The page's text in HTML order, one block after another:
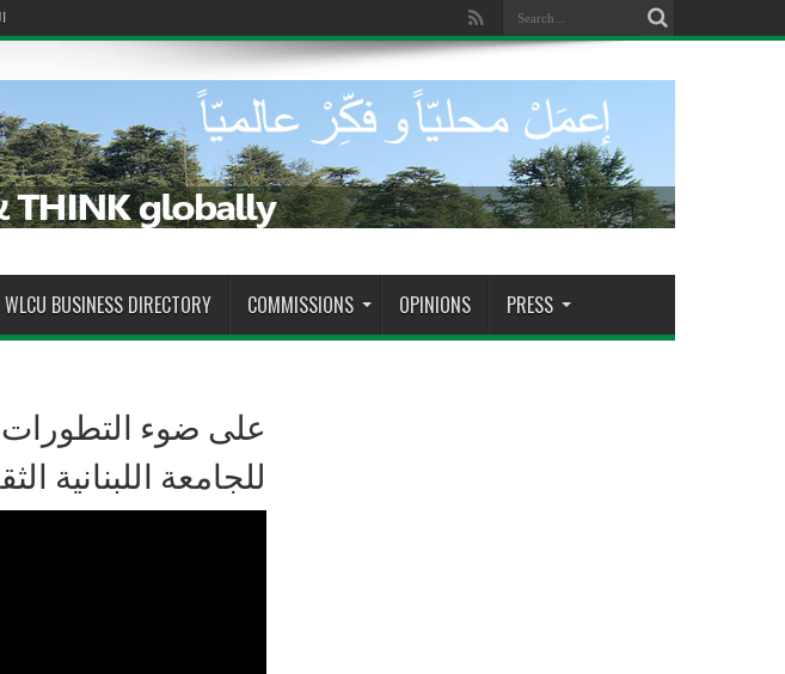
WLCU BUSINESS DIRECTORY COMMISSIONS OPINIONS PRESS
على ضوء التطورات
للجامعة اللبنانية